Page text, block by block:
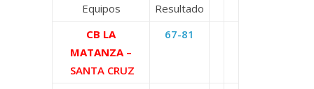
Equipos
Resultado
CB LA
MATANZA –
SANTA CRUZ
67-81